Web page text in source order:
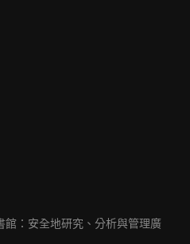
：安全地研究、分析與管理廣